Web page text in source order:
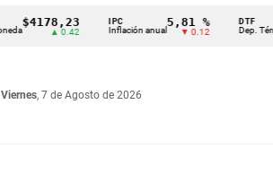
$4178,23
▲ 0.42 Inflación anual
5,81 %
▼ 0.12 Dep. Término
Viernes, 7 de Agosto de 2026